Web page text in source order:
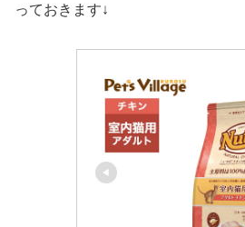
っておきます↓